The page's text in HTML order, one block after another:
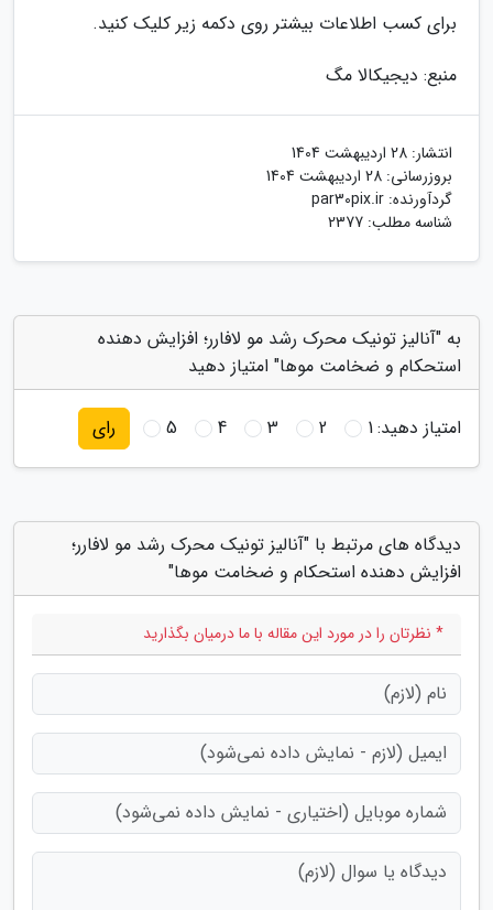
برای کسب اطلاعات بیشتر روی دکمه زیر کلیک کنید.
منبع: دیجیکالا مگ
انتشار: 28 اردیبهشت 1404
بروزرسانی: 28 اردیبهشت 1404
گردآورنده: par30pix.ir
شناسه مطلب: 2377
به "آنالیز تونیک محرک رشد مو لافارر؛ افزایش دهنده
استحکام و ضخامت موها" امتیاز دهید
امتیاز دهید:1
2
3
4
5 رای
دیدگاه های مرتبط با "آنالیز تونیک محرک رشد مو لافارر؛
افزایش دهنده استحکام و ضخامت موها"
* نظرتان را در مورد این مقاله با ما درمیان بگذارید